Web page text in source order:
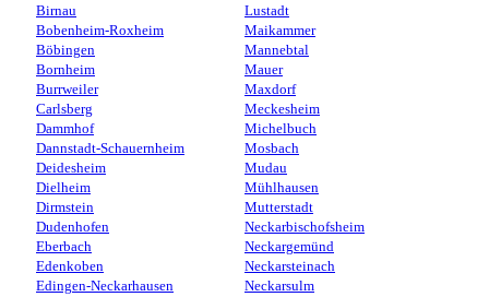
Birnau
Bobenheim-Roxheim
Böbingen
Bornheim
Burrweiler
Carlsberg
Dammhof
Dannstadt-Schauernheim
Deidesheim
Dielheim
Dirmstein
Dudenhofen
Eberbach
Edenkoben
Edingen-Neckarhausen
Lustadt
Maikammer
Mannebtal
Mauer
Maxdorf
Meckesheim
Michelbuch
Mosbach
Mudau
Mühlhausen
Mutterstadt
Neckarbischofsheim
Neckargemünd
Neckarsteinach
Neckarsulm